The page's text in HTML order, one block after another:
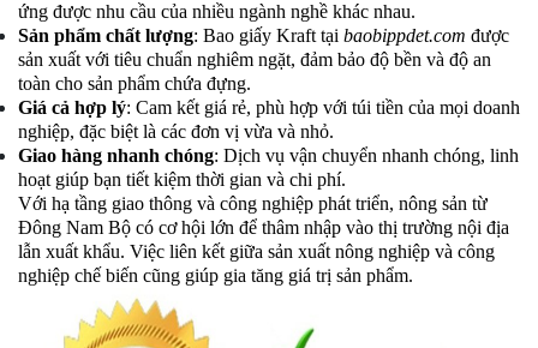
ứng được nhu cầu của nhiều ngành nghề khác nhau.
Sản phẩm chất lượng: Bao giấy Kraft tại baobippdet.com được
sản xuất với tiêu chuẩn nghiêm ngặt, đảm bảo độ bền và độ an
toàn cho sản phẩm chứa đựng.
Giá cả hợp lý: Cam kết giá rẻ, phù hợp với túi tiền của mọi doanh
nghiệp, đặc biệt là các đơn vị vừa và nhỏ.
Giao hàng nhanh chóng: Dịch vụ vận chuyển nhanh chóng, linh
hoạt giúp bạn tiết kiệm thời gian và chi phí.
Với hạ tầng giao thông và công nghiệp phát triển, nông sản từ
Đông Nam Bộ có cơ hội lớn để thâm nhập vào thị trường nội địa
lẫn xuất khẩu. Việc liên kết giữa sản xuất nông nghiệp và công
nghiệp chế biến cũng giúp gia tăng giá trị sản phẩm.